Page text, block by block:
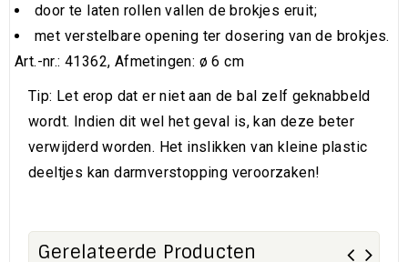
door te laten rollen vallen de brokjes eruit;
met verstelbare opening ter dosering van de brokjes.
Art.-nr.: 41362, Afmetingen: ø 6 cm
Tip: Let erop dat er niet aan de bal zelf geknabbeld
wordt. Indien dit wel het geval is, kan deze beter
verwijderd worden. Het inslikken van kleine plastic
deeltjes kan darmverstopping veroorzaken!
Gerelateerde Producten